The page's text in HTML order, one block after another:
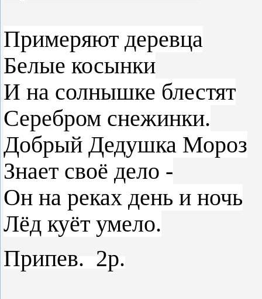
Примеряют деревца
Белые косынки
И на солнышке блестят
Серебром снежинки.
Добрый Дедушка Мороз
Знает своё дело -
Он на реках день и ночь
Лёд куёт умело.
Припев. 2р.